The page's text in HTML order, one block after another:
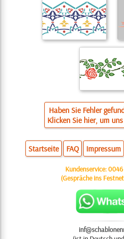
Haben Sie Fehler
Klicken Sie hier, um
Startseite FAQ Impressum
Kundenservice:0046
(Gespräche ins